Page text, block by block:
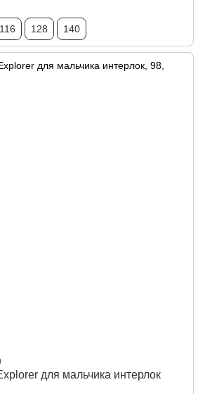
116 128 140
для мальчика интерлок